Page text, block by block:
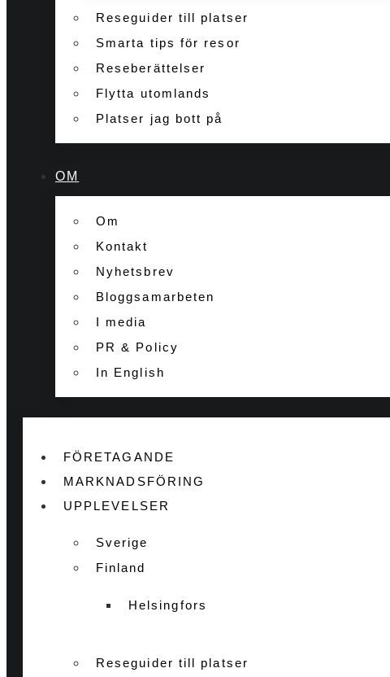
Reseguider till platser
Smarta tips för resor
Reseberättelser
Flytta utomlands
Platser jag bott på
OM
Om
Kontakt
Nyhetsbrev
Bloggsamarbeten
I media
PR & Policy
In English
FÖRETAGANDE
MARKNADSFÖRING
UPPLEVELSER
Sverige
Finland
Helsingfors
Reseguider till platser